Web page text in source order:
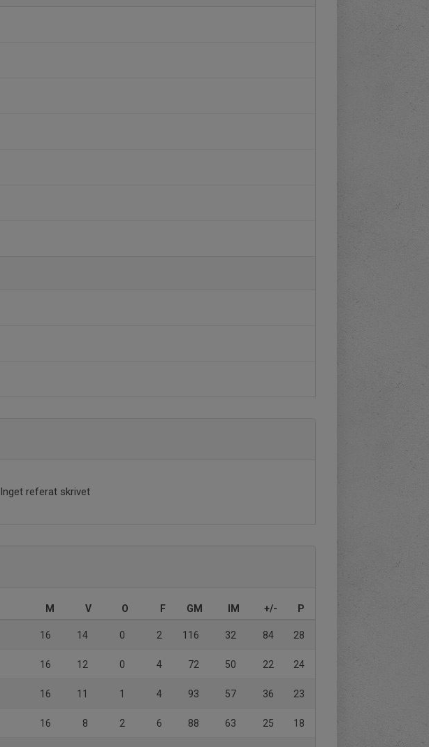
Inget referat skrivet
M V O F GM IM +/- P
16 14 0 2 116 32 84 28
16 12 0 4 72 50 22 24
16 11 1 4 93 57 36 23
16 8 2 6 88 63 25 18